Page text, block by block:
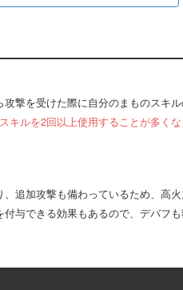
撃を受けた際に自分のまものスキル
キルを2回以上使用することが多く
、追加攻撃も備わっているため、高
与できる効果もあるので、デバフ